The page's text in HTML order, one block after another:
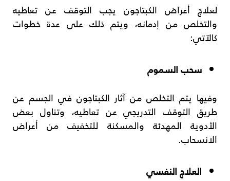
لعلاج أعراض الكبتاجون يجب التوقف عن تعاطيه
والتخلص من إدمانه، ويتم ذلك على عدة خطوات
كالآتي:
سحب السموم
وفيها يتم التخلص من آثار الكبتاجون في الجسم عن
طريق التوقف التدريجي عن تعاطيه، وتناول بعض
الأدوية المهدئة والمسكنة للتخفيف من أعراض
الانسحاب.
العلاج النفسي